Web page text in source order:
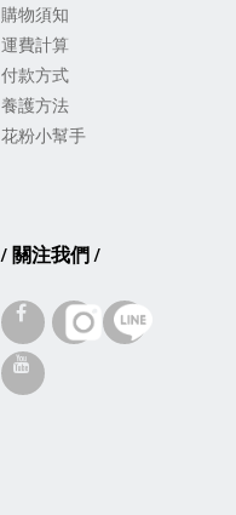
購物須知
運費計算
付款方式
養護方法
花粉小幫手
/關注我們/